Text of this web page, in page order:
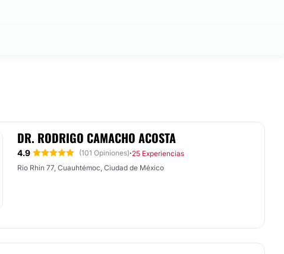
DR. RODRIGO CAMACHO ACOSTA
4.9 (101 Opiniones)·25 Experiencias
Rio Rhin 77, Cuauhtémoc, Ciudad de México